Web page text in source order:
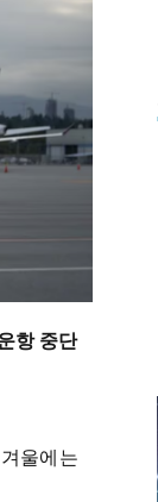
항 중단
울에는